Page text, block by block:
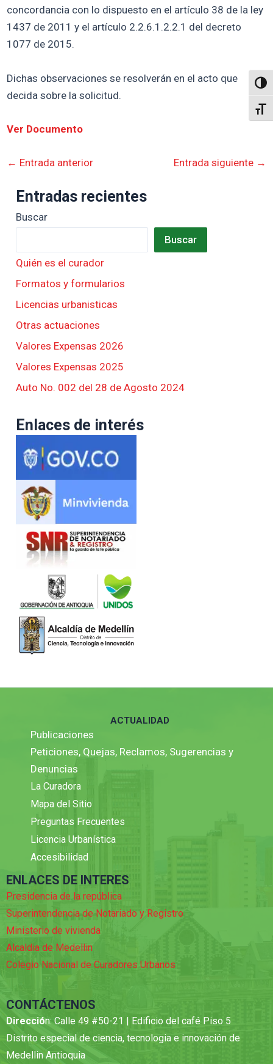
concordancia con lo dispuesto en el artículo 38 de la ley
1437 de 2011 y el artículo 2.2.6.1.2.2.1 del decreto
1077 de 2015.
Dichas observaciones se resolverán en el acto que
decida sobre la solicitud.
Ver Documento
← Entrada anterior Entrada siguiente →
Entradas recientes
Buscar
Buscar
Quién es el curador
Formatos y formularios
Licencias urbanisticas
Otras actuaciones
Valores Expensas 2026
Valores Expensas 2025
Auto No. 002 del 28 de Agosto 2024
Enlaces de interés
ACTUALIDAD
Publicaciones
Peticiones, Quejas, Reclamos, Sugerencias y
Denuncias
La Curadora
Mapa del Sitio
Preguntas Frecuentes
Licencia Urbanística
Accesibilidad
ENLACES DE INTERES
Presidencia de la república
Superintendencia de Notariado y Registro
Ministerio de vivienda
Alcaldia de Medellin
Colegio Nacional de Curadores Urbanos
CONTÁCTENOS
Dirección: Calle 49 #50-21 | Edificio del café Piso 5
Distrito especial de ciencia, tecnologia e innovación de
Medellin Antioquia